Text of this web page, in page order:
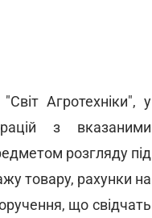
Агротехніки", у
з вказаними
розгляду під
товару, рахунки на
що свідчать